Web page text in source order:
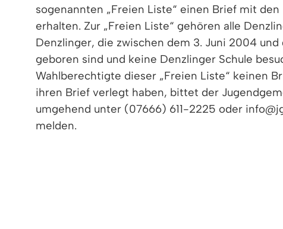
sogenannten „Freien Liste“ einen Brief mit
erhalten. Zur „Freien Liste“ gehören alle
Denzlinger, die zwischen dem 3. Juni 2004 und
geboren sind und keine Denzlinger Schule
Wahlberechtigte dieser „Freien Liste“ keinen
ihren Brief verlegt haben, bittet der
umgehend unter (07666) 611-2225 oder
melden.